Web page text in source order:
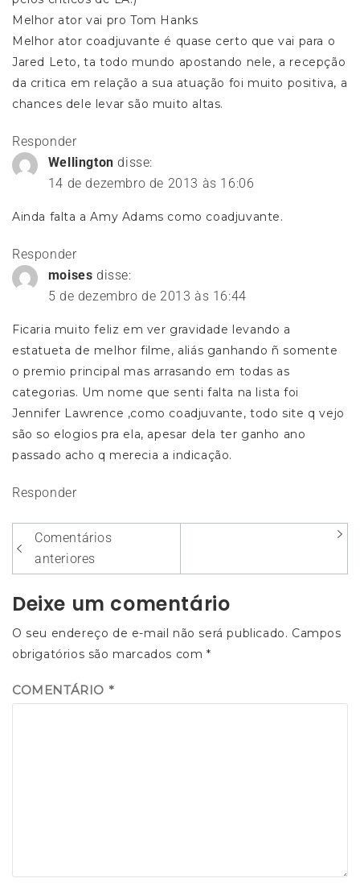
Melhor ator vai pro Tom Hanks
Melhor ator coadjuvante é quase certo que vai para o
Jared Leto, ta todo mundo apostando nele, a recepção
da critica em relação a sua atuação foi muito positiva, a
chances dele levar são muito altas.
Responder
Wellington disse:
14 de dezembro de 2013 às 16:06
Ainda falta a Amy Adams como coadjuvante.
Responder
moises disse:
5 de dezembro de 2013 às 16:44
Ficaria muito feliz em ver gravidade levando a
estatueta de melhor filme, aliás ganhando ñ somente
o premio principal mas arrasando em todas as
categorias. Um nome que senti falta na lista foi
Jennifer Lawrence ,como coadjuvante, todo site q vejo
são so elogios pra ela, apesar dela ter ganho ano
passado acho q merecia a indicação.
Responder
Navegação
entre
os
comentários
Comentários
anteriores
Deixe um comentário
O seu endereço de e-mail não será publicado. Campos
obrigatórios são marcados com*
COMENTÁRIO *